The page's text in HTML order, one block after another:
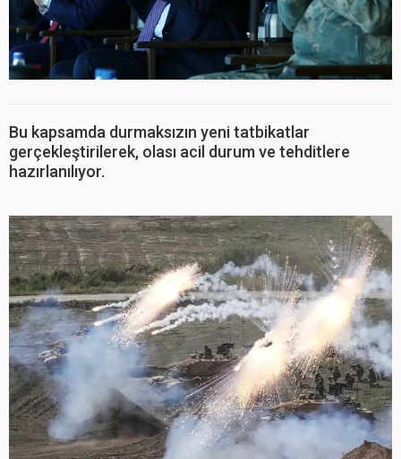
Bu kapsamda durmaksızın yeni tatbikatlar
gerçekleştirilerek, olası acil durum ve tehditlere
hazırlanılıyor.